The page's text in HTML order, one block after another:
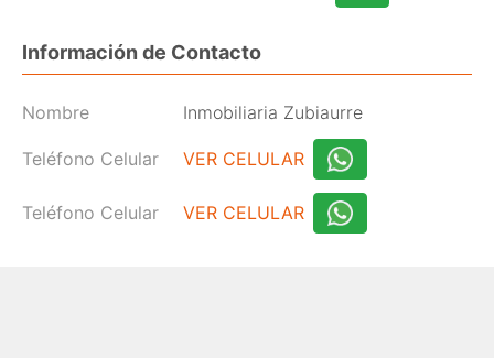
Información de Contacto
Nombre Inmobiliaria Zubiaurre
Teléfono Celular VER CELULAR
Teléfono Celular VER CELULAR